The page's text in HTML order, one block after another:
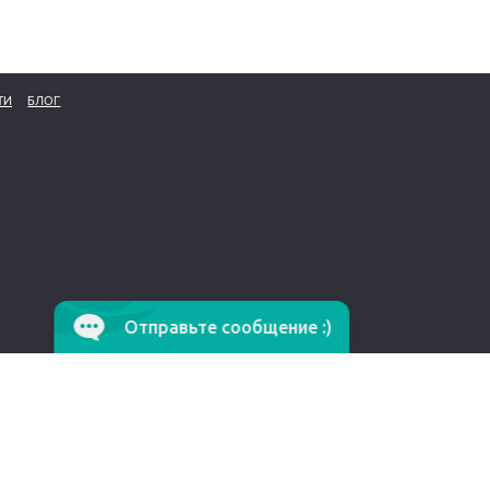
БЛОГ
Отправьте сообщение :)